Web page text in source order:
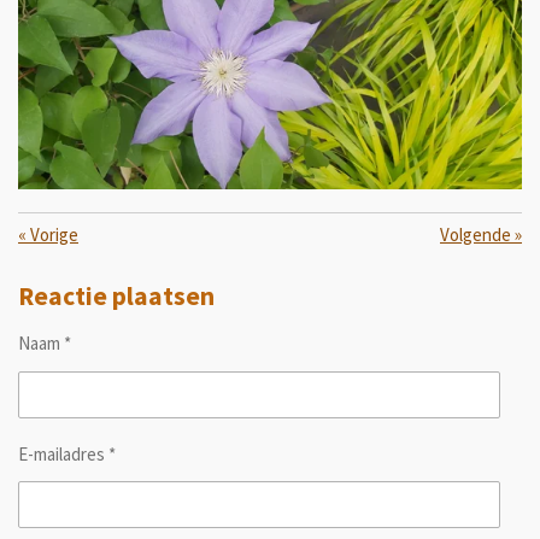
« Vorige Volgende »
Reactie plaatsen
Naam *
E-mailadres *